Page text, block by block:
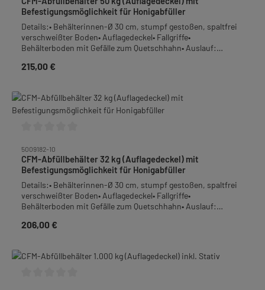
Befestigungsmöglichkeit für Honigabfüller
Details:• Behälterinnen-Ø 30 cm, stumpf gestoßen, spaltfrei
verschweißter Boden• Auflagedeckel• Fallgriffe•
Behälterboden mit Gefälle zum Quetschhahn• Auslauf:
Aufnahmemöglichkeit am Quetschhahnrohr sowie Bohrung
Gewicht: 7,4 kg
Regulärer Preis:
215,00 €
5009182-10
CFM-Abfüllbehälter 32 kg (Auflagedeckel) mit
Befestigungsmöglichkeit für Honigabfüller
Details:• Behälterinnen-Ø 30 cm, stumpf gestoßen, spaltfrei
verschweißter Boden• Auflagedeckel• Fallgriffe•
Behälterboden mit Gefälle zum Quetschhahn• Auslauf:
Aufnahmemöglichkeit am Quetschhahnrohr sowie Bohrung
Gewicht: 5,8
Regulärer Preis:
206,00 €